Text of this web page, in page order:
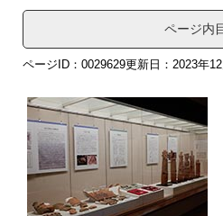
ページ内
ページID：0029629更新日：2023年